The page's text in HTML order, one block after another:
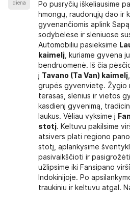
diena
Po pusryčių iškeliausime
hmongų, raudonųjų dao ir
gyvenančiomis aplink
sodybėlėse ir slėniuose
Automobiliu pasieksime
kaimelį , kuriame gyvena
bendruomenė. Iš čia
į Tavano (Ta Van) kaimelį
grupės gyvenvietę. Žygio
terasas, slėnius ir vietos
kasdienį gyvenimą,
laukus. Vėliau vyksime į
stotį. Keltuvu pakilsime
atsivers plati regiono
stotį, aplankysime
pasivaikščioti ir
užlipsime iki Fansipano
Indokinijoje. Po
traukiniu ir keltuvu atgal.